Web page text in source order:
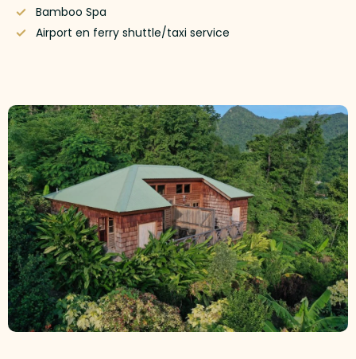
Bamboo Spa
Airport en ferry shuttle/taxi service